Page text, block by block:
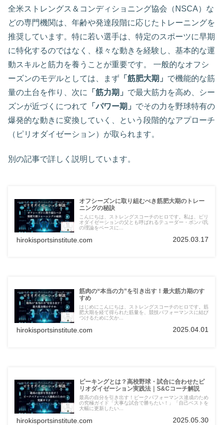
全米ストレングス＆コンディショニング協会（NSCA）な
どの専門機関は、年齢や発達段階に応じたトレーニングを
推奨しています。特に若い選手は、特定のスポーツに早期
に特化するのではなく、様々な動きを経験し、基本的な運
動スキルと筋力を養うことが重要です。 一般的なオフシ
ーズンのモデルとしては、まず 「筋肥大期」 で機能的な筋
量の土台を作り、次に
「筋力期」 で最大筋力を高め、シー
ズンが近づくにつれて
「パワー期」 でその力を野球特有の
爆発的な動きに変換していく、という段階的なアプローチ
（ピリオダイゼーション）が取られます。
別の記事で詳しく説明しています。
オフシーズンに取り組むべき筋肥大期のトレー
ニングの秘訣
こんにちは、ストレングスコーチのヒロです。私は、ピリ
オダイゼーションの父とも呼ばれるテューダー・ボンパ氏
の理論をベースに...
hirokisportsinstitute.com 2025.03.17
筋肉の“本当の力”を引き出す！最大筋力期のす
すめ
はじめにこんにちは、ストレングスコーチのヒロです。筋
肥大期を経て得られた筋量を、競技パフォーマンスに結び
つけるために欠か...
hirokisportsinstitute.com 2025.04.01
ピーキングとは？高校野球・試合に合わせたピ
リオダイゼーション実践法｜S&Cコーチ解説
最高の自分を引き出す！ピークパフォーマンス達成のため
の究極ガイド「大事な試合で勝ちたい！」「自己ベストを
大幅に更新したい...
hirokisportsinstitute.com 2025.05.30